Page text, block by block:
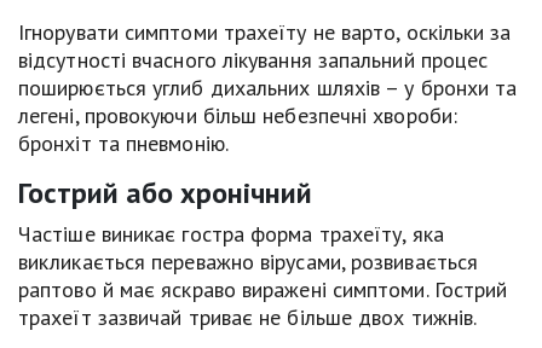
Ігнорувати симптоми трахеїту не варто, оскільки за
відсутності вчасного лікування запальний процес
поширюється углиб дихальних шляхів – у бронхи та
легені, провокуючи більш небезпечні хвороби:
бронхіт та пневмонію.
Гострий або хронічний
Частіше виникає гостра форма трахеїту, яка
викликається переважно вірусами, розвивається
раптово й має яскраво виражені симптоми. Гострий
трахеїт зазвичай триває не більше двох тижнів.